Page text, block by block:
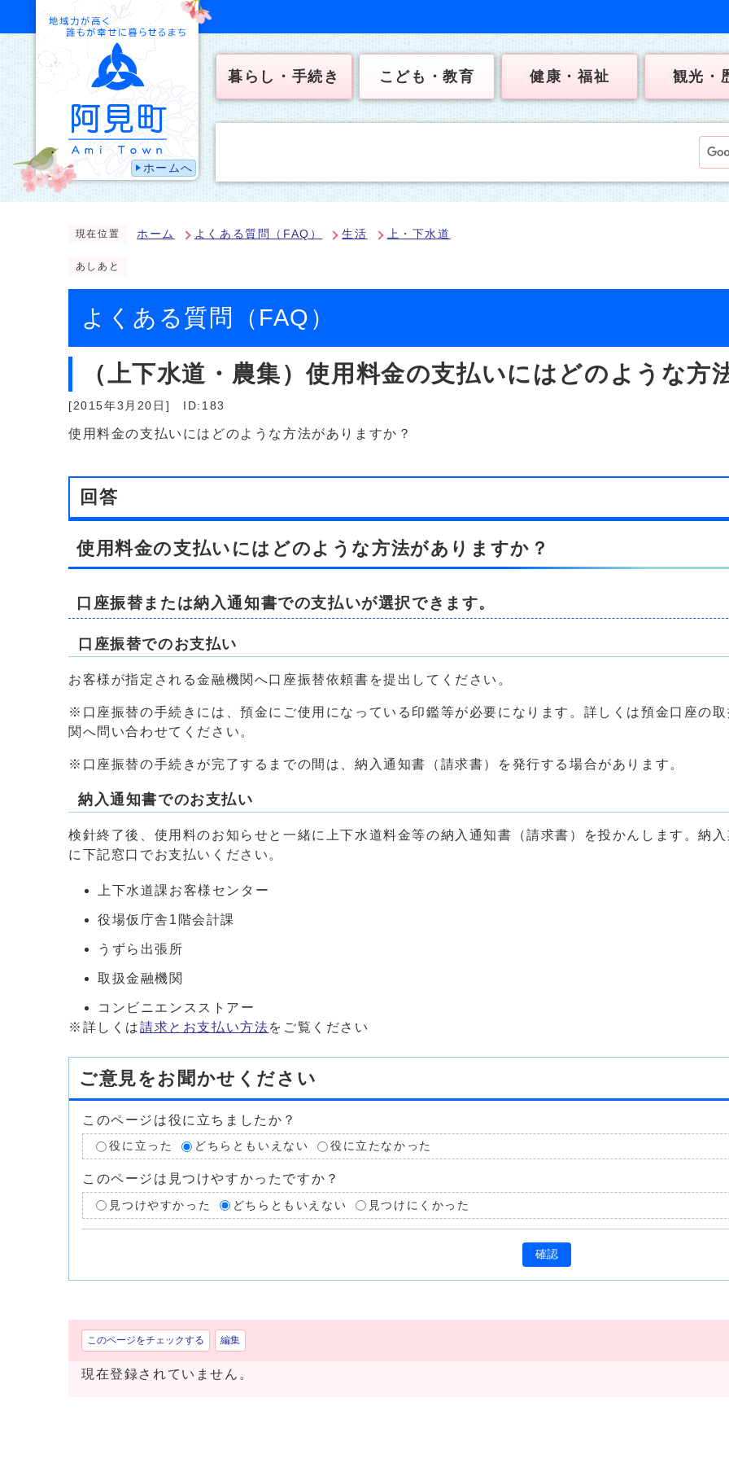
ホームへ
暮らし・手続き こども・教育 健康・福祉 観光・
現在位置 ホーム よくある質問（FAQ） 生活 上・下水道
あしあと
よくある質問（FAQ）
（上下水道・農集）使用料金の支払いにはどのような方
[2015年3月20日] ID:183
使用料金の支払いにはどのような方法がありますか？
回答
使用料金の支払いにはどのような方法がありますか？
口座振替または納入通知書での支払いが選択できます。
口座振替でのお支払い
お客様が指定される金融機関へ口座振替依頼書を提出してください。
※口座振替の手続きには、預金にご使用になっている印鑑等が必要になります。詳しくは預金口座の
関へ問い合わせてください。
※口座振替の手続きが完了するまでの間は、納入通知書（請求書）を発行する場合があります。
納入通知書でのお支払い
検針終了後、使用料のお知らせと一緒に上下水道料金等の納入通知書（請求書）を投かんします。納
に下記窓口でお支払いください。
上下水道課お客様センター
役場仮庁舎1階会計課
うずら出張所
取扱金融機関
コンビニエンスストアー
※詳しくは請求とお支払い方法をご覧ください
ご意見をお聞かせください
このページは役に立ちましたか？
役に立った どちらともいえない 役に立たなかった
このページは見つけやすかったですか？
見つけやすかった どちらともいえない 見つけにくかった
確認
このページをチェックする 編集
現在登録されていません。